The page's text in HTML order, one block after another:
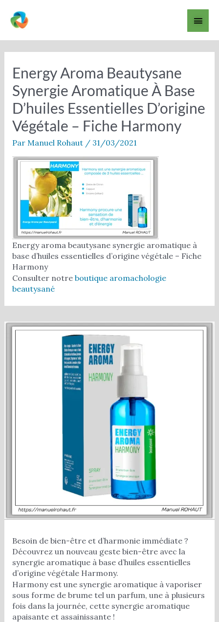
contenu
Energy Aroma Beautysane
Synergie Aromatique À Base
D’huiles Essentielles D’origine
Végétale – Fiche Harmony
Par Manuel Rohaut / 31/03/2021
Energy aroma beautysane synergie aromatique à
base d’huiles essentielles d’origine végétale – Fiche
Harmony
Consulter notre boutique aromachologie
beautysané
Besoin de bien-être et d’harmonie immédiate ?
Découvrez un nouveau geste bien-être avec la
synergie aromatique à base d’huiles essentielles
d’origine végétale Harmony.
Harmony est une synergie aromatique à vaporiser
sous forme de brume tel un parfum, une à plusieurs
fois dans la journée, cette synergie aromatique
apaisante et assainissante !
articles